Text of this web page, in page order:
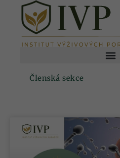
Členská sekce